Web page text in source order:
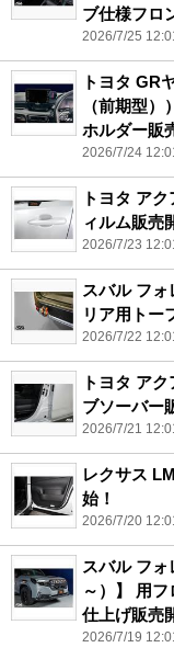
ブ仕様フロ
2026/7/25
トヨタ GR
（前期型
ホルダー販
2026/7/24
トヨタ ア
ィルム販売
2026/7/23
スバル フ
リア用トー
2026/7/22
トヨタ ア
ブソーバー
2026/7/21
レクサス
始！
2026/7/20
スバル フ
～）】 用
仕上げ販売
2026/7/19